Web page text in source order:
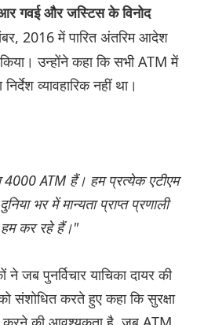
गवई और जस्टिस के विनोद
2016 में पारित अंतरिम आदेश
उन्होंने कहा कि सभी ATM में
व्यावहारिक नहीं था।
ATM हैं। हम प्रत्येक एटीएम
भर में मान्यता प्राप्त प्रणाली
हम कर रहे हैं।"
जब पुनर्विचार याचिका दायर की
संशोधित करते हुए कहा कि सुरक्षा